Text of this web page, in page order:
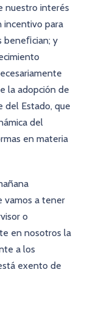
nuestro interés
incentivo para
beneﬁcian; y
la adopción de
del Estado, que
del
en materia
vamos a tener
o
en nosotros la
a los
exento de